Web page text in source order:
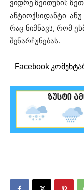
ვიდრე ზეითუნის
ანტიოქსიდანტი,
რაც ნიშნავს, რომ
შენარჩუნებას.
Facebook